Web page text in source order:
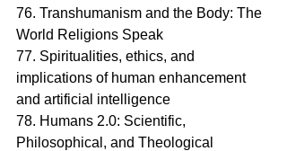
76. Transhumanism and the Body: The
World Religions Speak
77. Spiritualities, ethics, and
implications of human enhancement
and artificial intelligence
78. Humans 2.0: Scientific,
Philosophical, and Theological